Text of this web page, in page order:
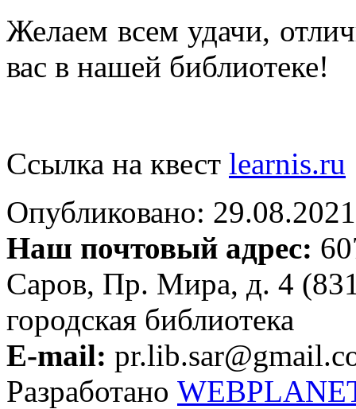
Желаем всем удачи,
вас в нашей библиотеке!
Ссылка на квест learnis.ru
Опубликовано:
Наш почтовый адрес:
Саров, Пр. Мира, д. 4
городская библиотека
E-mail:
Разработано